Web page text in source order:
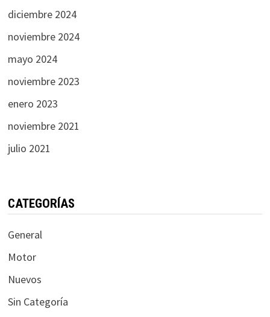
diciembre 2024
noviembre 2024
mayo 2024
noviembre 2023
enero 2023
noviembre 2021
julio 2021
CATEGORÍAS
General
Motor
Nuevos
Sin Categoría